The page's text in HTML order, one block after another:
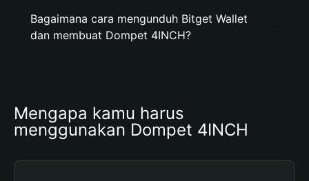
Bagaimana cara mengunduh Bitget Wallet
dan membuat Dompet 4INCH?
Mengapa kamu harus
menggunakan Dompet 4INCH